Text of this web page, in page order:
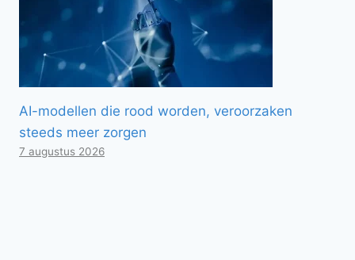
AI-modellen die rood worden, veroorzaken
steeds meer zorgen
7 augustus 2026